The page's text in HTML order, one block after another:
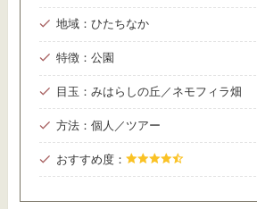
地域：ひたちなか
特徴：公園
目玉：みはらしの丘／ネモフィラ畑
方法：個人／ツアー
おすすめ度：